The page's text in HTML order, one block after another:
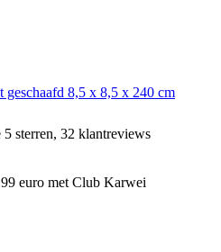
8,5 x 8,5 x 240 cm
sterren, 32 klantreviews
euro met Club Karwei